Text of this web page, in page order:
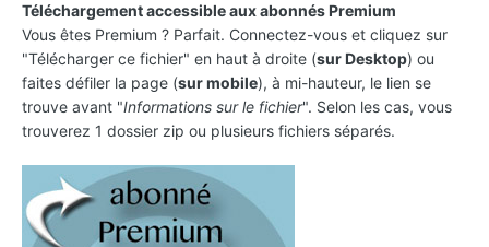
Téléchargement accessible aux abonnés Premium
Vous êtes Premium ? Parfait. Connectez-vous et cliquez sur
"Télécharger ce fichier" en haut à droite (sur Desktop) ou
faites défiler la page (sur mobile), à mi-hauteur, le lien se
trouve avant "Informations sur le fichier". Selon les cas, vous
trouverez 1 dossier zip ou plusieurs fichiers séparés.